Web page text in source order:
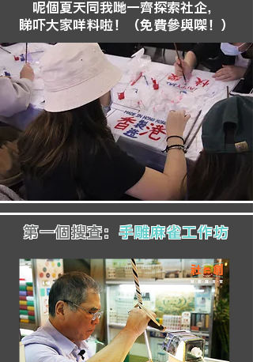
呢個夏天同我哋一齊探索社企，
睇吓大家咩料啦！（免費參與㗎！）
第一個搜查：手雕麻雀工作坊